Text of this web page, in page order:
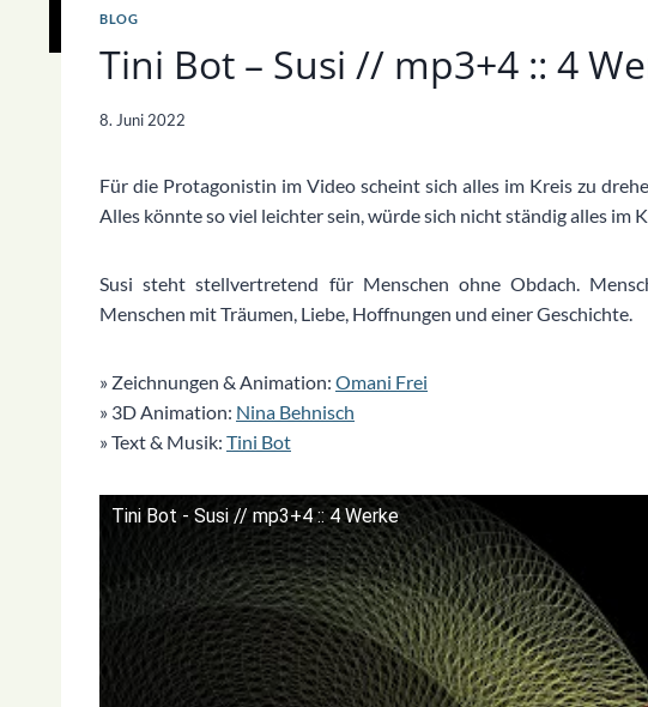
BLOG
Tini Bot – Susi // mp3+4 :: 4
8. Juni 2022
Für die Protagonistin im Video scheint sich alles im Kreis zu
Alles könnte so viel leichter sein, würde sich nicht ständig alles im
Susi steht stellvertretend für Menschen ohne Obdach.
Menschen mit Träumen, Liebe, Hoffnungen und einer Geschichte.
» Zeichnungen & Animation: Omani Frei
» 3D Animation: Nina Behnisch
» Text & Musik: Tini Bot
Tini Bot - Susi // mp3+4 :: 4 Werke